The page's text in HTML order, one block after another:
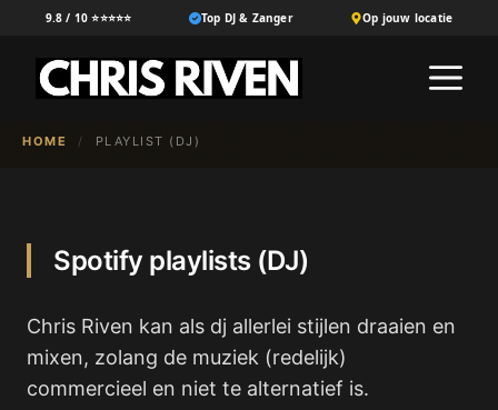
9.8 / 10 ⭐⭐⭐⭐⭐ Top DJ & Zanger Op jouw locatie
HOME / PLAYLIST (DJ)
Spotify playlists (DJ)
Chris Riven kan als dj allerlei stijlen draaien en
mixen, zolang de muziek (redelijk)
commercieel en niet te alternatief is.